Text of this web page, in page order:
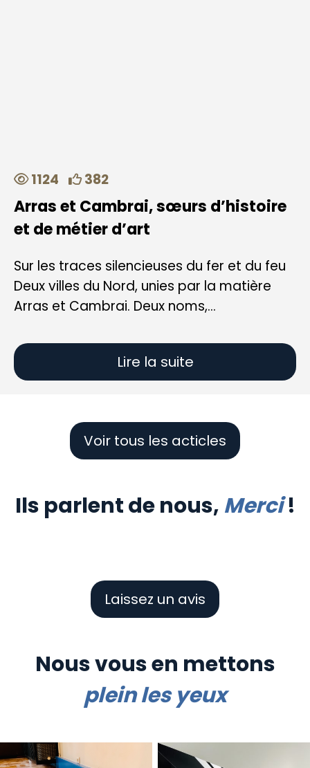
1124 382
Arras et Cambrai, sœurs d’histoire
et de métier d’art
Sur les traces silencieuses du fer et du feu
Deux villes du Nord, unies par la matière
Arras et Cambrai. Deux noms,...
Lire la suite
Voir tous les acticles
Ils parlent de nous, Merci!
Laissez un avis
Nous vous en mettons
plein les yeux